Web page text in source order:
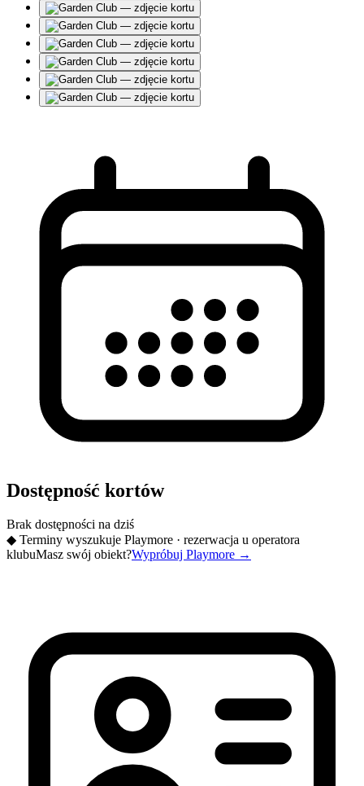
Dostępność kortów
Brak dostępności na dziś
◆ Terminy wyszukuje Playmore · rezerwacja u operatora
klubuMasz swój obiekt?Wypróbuj Playmore →